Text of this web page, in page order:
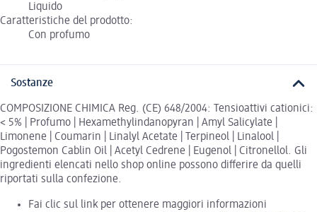
Liquido
Caratteristiche del prodotto:
Con profumo
Sostanze
COMPOSIZIONE CHIMICA Reg. (CE) 648/2004: Tensioattivi cationici:
< 5% | Profumo | Hexamethylindanopyran | Amyl Salicylate |
Limonene | Coumarin | Linalyl Acetate | Terpineol | Linalool |
Pogostemon Cablin Oil | Acetyl Cedrene | Eugenol | Citronellol. Gli
ingredienti elencati nello shop online possono differire da quelli
riportati sulla confezione.
Fai clic sul link per ottenere maggiori informazioni